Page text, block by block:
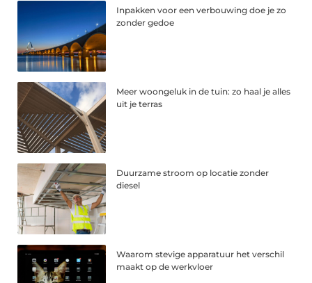
Inpakken voor een verbouwing doe je zo
zonder gedoe
Meer woongeluk in de tuin: zo haal je alles
uit je terras
Duurzame stroom op locatie zonder
diesel
Waarom stevige apparatuur het verschil
maakt op de werkvloer